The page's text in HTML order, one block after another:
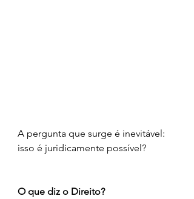
A pergunta que surge é inevitável:
isso é juridicamente possível?
O que diz o Direito?